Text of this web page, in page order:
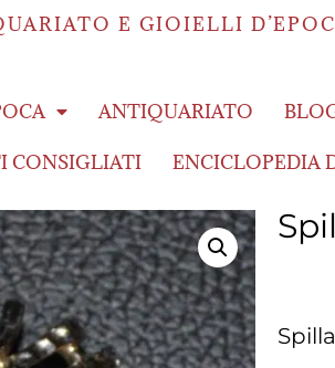
E GIOIELLI
ANTIQUARIATO
CONSIGLIATI ENCICLOPEDIA